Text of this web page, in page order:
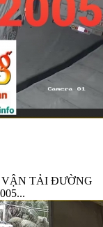
TẢI ĐƯỜNG